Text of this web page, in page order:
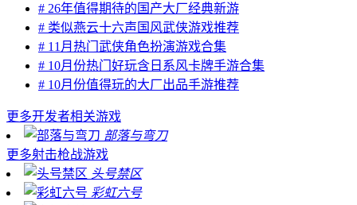
# 26年值得期待的国产大厂经典新游
# 类似燕云十六声国风武侠游戏推荐
# 11月热门武侠角色扮演游戏合集
# 10月份热门好玩含日系风卡牌手游合集
# 10月份值得玩的大厂出品手游推荐
更多开发者相关游戏
部落与弯刀
更多射击枪战游戏
头号禁区
彩虹六号